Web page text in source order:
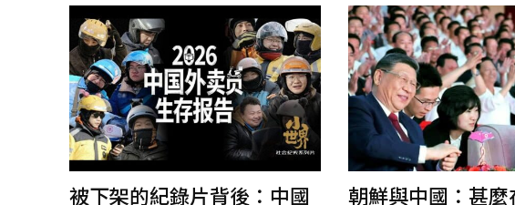
被下架的紀錄片背後：中國
朝鮮與中國：甚